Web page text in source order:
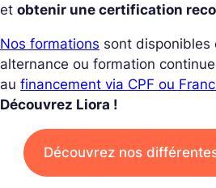
et obtenir une certification
Nos formations sont disponibles
alternance ou formation
au financement via CPF ou
Découvrez Liora !
Découvrez nos